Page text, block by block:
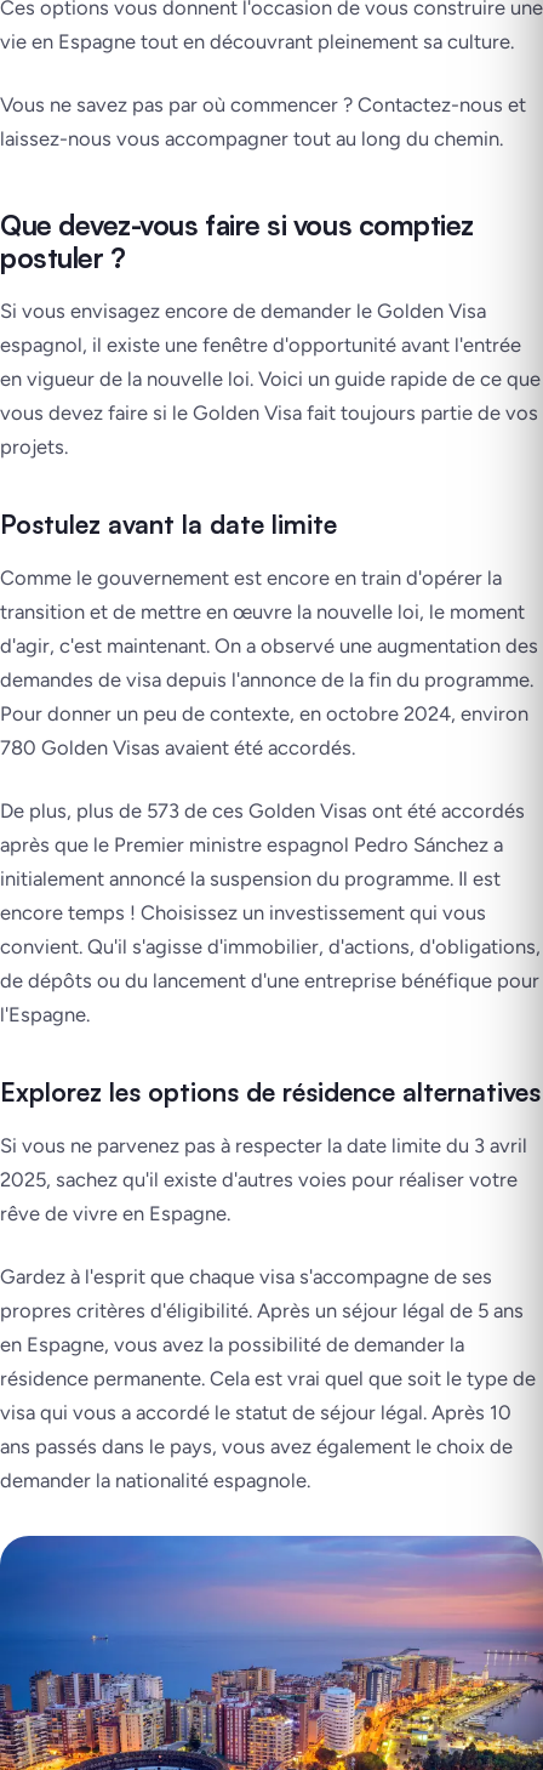
Ces options vous donnent l'occasion de vous construire une
vie en Espagne tout en découvrant pleinement sa culture.
Vous ne savez pas par où commencer ? Contactez-nous et
laissez-nous vous accompagner tout au long du chemin.
Que devez-vous faire si vous comptiez
postuler ?
Si vous envisagez encore de demander le Golden Visa
espagnol, il existe une fenêtre d'opportunité avant l'entrée
en vigueur de la nouvelle loi. Voici un guide rapide de ce que
vous devez faire si le Golden Visa fait toujours partie de vos
projets.
Postulez avant la date limite
Comme le gouvernement est encore en train d'opérer la
transition et de mettre en œuvre la nouvelle loi, le moment
d'agir, c'est maintenant. On a observé une augmentation des
demandes de visa depuis l'annonce de la fin du programme.
Pour donner un peu de contexte, en octobre 2024, environ
780 Golden Visas avaient été accordés.
De plus, plus de 573 de ces Golden Visas ont été accordés
après que le Premier ministre espagnol Pedro Sánchez a
initialement annoncé la suspension du programme. Il est
encore temps ! Choisissez un investissement qui vous
convient. Qu'il s'agisse d'immobilier, d'actions, d'obligations,
de dépôts ou du lancement d'une entreprise bénéfique pour
l'Espagne.
Explorez les options de résidence alternatives
Si vous ne parvenez pas à respecter la date limite du 3 avril
2025, sachez qu'il existe d'autres voies pour réaliser votre
rêve de vivre en Espagne.
Gardez à l'esprit que chaque visa s'accompagne de ses
propres critères d'éligibilité. Après un séjour légal de 5 ans
en Espagne, vous avez la possibilité de demander la
résidence permanente. Cela est vrai quel que soit le type de
visa qui vous a accordé le statut de séjour légal. Après 10
ans passés dans le pays, vous avez également le choix de
demander la nationalité espagnole.